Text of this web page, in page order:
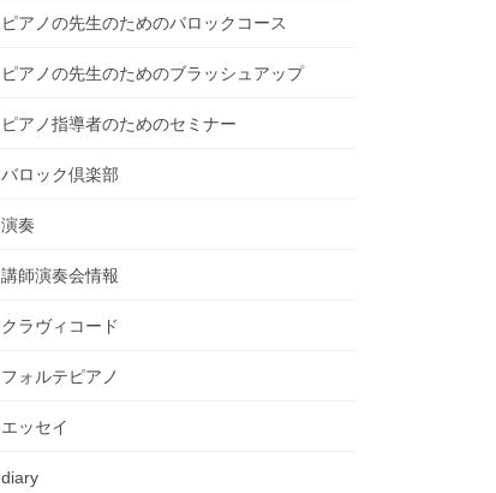
ピアノの先生のためのバロックコース
ピアノの先生のためのブラッシュアップ
ピアノ指導者のためのセミナー
バロック倶楽部
演奏
講師演奏会情報
クラヴィコード
フォルテピアノ
エッセイ
diary